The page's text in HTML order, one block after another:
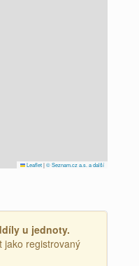
Leaflet|© Seznam.cz a.s. a další
u jednoty.
jako registrovaný